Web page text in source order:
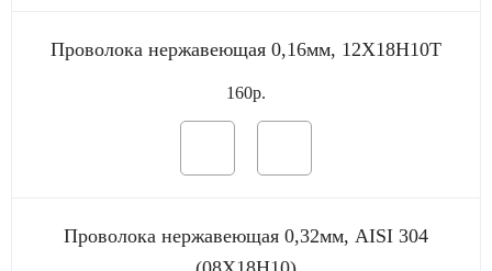
Проволока нержавеющая 0,16мм, 12Х18Н10Т
160р.
Проволока нержавеющая 0,32мм, AISI 304